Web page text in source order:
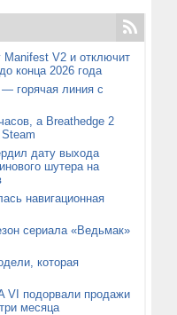
Manifest V2 и отключит
конца 2026 года
горячая линия с
а Breathedge 2
Steam
дату выхода
шутера на
навигационная
сериала «Ведьмак»
которая
VI подорвали продажи
месяца